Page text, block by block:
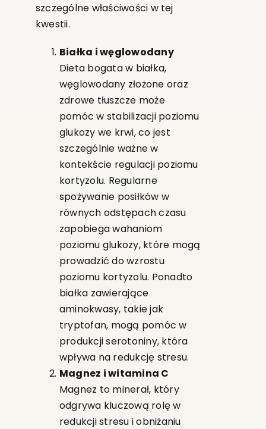
szczególne właściwości w tej
kwestii.
Białka i węglowodany
Dieta bogata w białka,
węglowodany złożone oraz
zdrowe tłuszcze może
pomóc w stabilizacji poziomu
glukozy we krwi, co jest
szczególnie ważne w
kontekście regulacji poziomu
kortyzolu. Regularne
spożywanie posiłków w
równych odstępach czasu
zapobiega wahaniom
poziomu glukozy, które mogą
prowadzić do wzrostu
poziomu kortyzolu. Ponadto
białka zawierające
aminokwasy, takie jak
tryptofan, mogą pomóc w
produkcji serotoniny, która
wpływa na redukcję stresu.
Magnez i witamina C
Magnez to minerał, który
odgrywa kluczową rolę w
redukcji stresu i obniżaniu